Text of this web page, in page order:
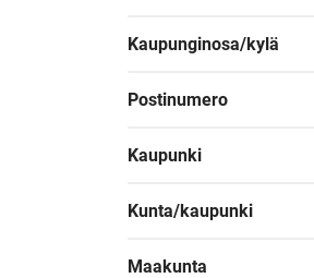
Kaupunginosa/kylä
Postinumero
Kaupunki
Kunta/kaupunki
Maakunta